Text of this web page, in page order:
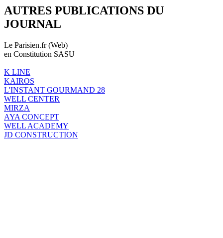
AUTRES PUBLICATIONS DU
JOURNAL
Le Parisien.fr (Web)
en Constitution SASU
K LINE
KAIROS
L'INSTANT GOURMAND 28
WELL CENTER
MIRZA
AYA CONCEPT
WELL ACADEMY
JD CONSTRUCTION